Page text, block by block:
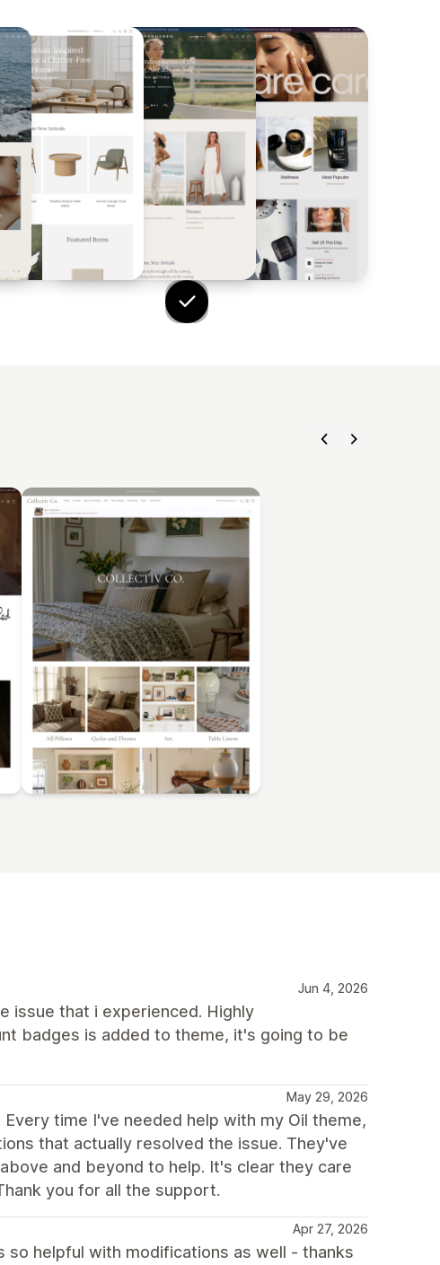
Jun 4, 2026
issue that i experienced. Highly
badges is added to theme, it's going to be
May 29, 2026
time I've needed help with my Oil theme,
that actually resolved the issue. They've
and beyond to help. It's clear they care
you for all the support.
Apr 27, 2026
helpful with modifications as well - thanks